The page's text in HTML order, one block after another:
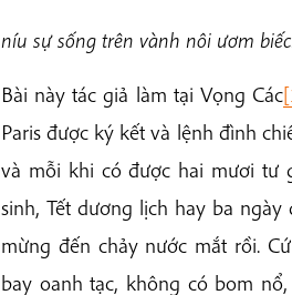
níu sự sống trên vành nôi ươm
Bài này tác giả làm tại Vọng Các
Paris được ký kết và lệnh đình
và mỗi khi có được hai mươi tư
sinh, Tết dương lịch hay ba
mừng đến chảy nước mắt rồi.
bay oanh tạc, không có bom